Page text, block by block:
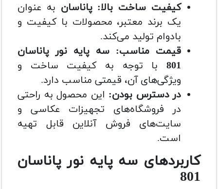
کیفیت ساخت بالا: پاناسان به عنوان
یک برند معتبر، محصولات با کیفیت و
بادوام تولید می‌کند.
قیمت مناسب: سه پایه نور پاناسان
801 با توجه به کیفیت ساخت و
ویژگی‌های آن، قیمتی مناسب دارد.
در دسترس بودن: این محصول به راحتی
در فروشگاه‌های تجهیزات عکاسی و
سایت‌های فروش آنلاین قابل تهیه
است.
کاربردهای سه پایه نور پاناسان
801